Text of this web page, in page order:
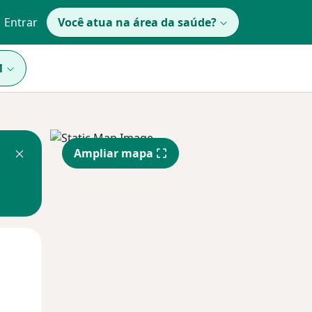
Entrar Você atua na área da saúde?
Ampliar mapa